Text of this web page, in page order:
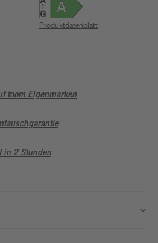
Produktdatenblatt
toom Eigenmarken
in 2 Stunden